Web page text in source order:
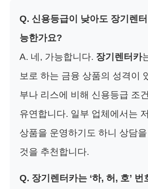
Q. 신용등급이 낮아도 장기렌
능한가요?
A. 네, 가능합니다. 장기렌터카
보로 하는 금융 상품의 성격이
부나 리스에 비해 신용등급 조
유연합니다. 일부 업체에서는
상품을 운영하기도 하니 상담
것을 추천합니다.
Q. 장기렌터카는 ‘하, 허, 호’ 번